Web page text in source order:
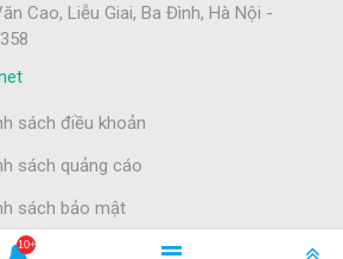
Cao, Liễu Giai, Ba Đình, Hà Nội -
sách điều khoản
sách quảng cáo
sách bảo mật
tôi